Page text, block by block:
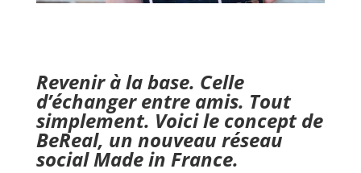
Revenir à la base. Celle
d’échanger entre amis. Tout
simplement. Voici le concept de
BeReal, un nouveau réseau
social Made in France.